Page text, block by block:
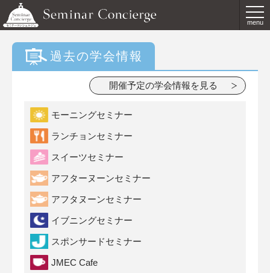
menu
過去の学会情報
開催予定の学会情報を見る
モーニングセミナー
ランチョンセミナー
スイーツセミナー
アフターヌーンセミナー
アフタヌーンセミナー
イブニングセミナー
スポンサードセミナー
JMEC Cafe